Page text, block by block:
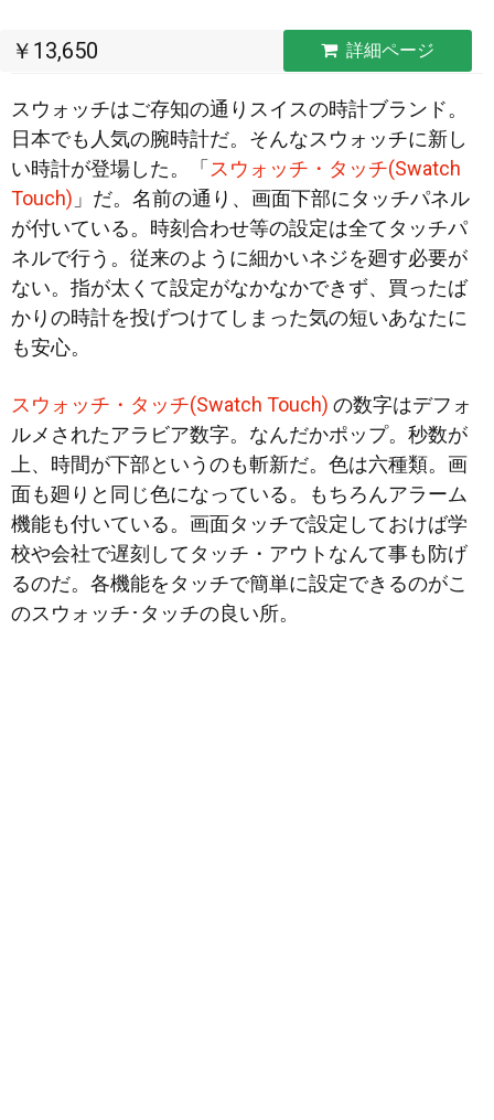
￥13,650 詳細ページ
スウォッチはご存知の通りスイスの時計ブランド。
日本でも人気の腕時計だ。そんなスウォッチに新し
い時計が登場した。「スウォッチ・タッチ(Swatch
Touch) 」だ。名前の通り、画面下部にタッチパネル
が付いている。時刻合わせ等の設定は全てタッチパ
ネルで行う。従来のように細かいネジを廻す必要が
ない。指が太くて設定がなかなかできず、買ったば
かりの時計を投げつけてしまった気の短いあなたに
も安心。
スウォッチ・タッチ(Swatch Touch) の数字はデフォ
ルメされたアラビア数字。なんだかポップ。秒数が
上、時間が下部というのも斬新だ。色は六種類。画
面も廻りと同じ色になっている。もちろんアラーム
機能も付いている。画面タッチで設定しておけば学
校や会社で遅刻してタッチ・アウトなんて事も防げ
るのだ。各機能をタッチで簡単に設定できるのがこ
のスウォッチ･タッチの良い所。